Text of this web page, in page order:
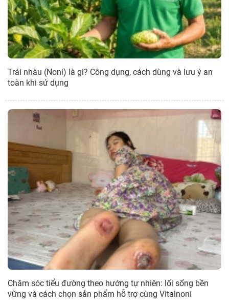
Trái nhàu (Noni) là gì? Công dụng, cách dùng và lưu ý an
toàn khi sử dụng
Chăm sóc tiểu đường theo hướng tự nhiên: lối sống bền
vững và cách chọn sản phẩm hỗ trợ cùng Vitalnoni